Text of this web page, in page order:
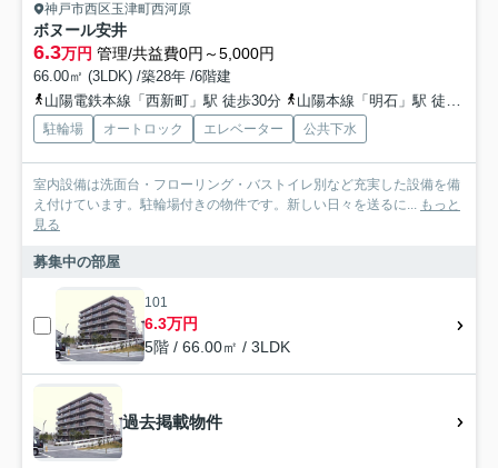
神戸市西区玉津町西河原
ボヌール安井
6.3万円 管理/共益費0円～5,000円
66.00㎡ (3LDK) /築28年 /6階建
山陽電鉄本線「西新町」駅 徒歩30分
山陽本線「明石」駅 徒歩35分
駐輪場 オートロック エレベーター 公共下水
室内設備は洗面台・フローリング・バストイレ別など充実した設備を備
え付けています。駐輪場付きの物件です。新しい日々を送るに... もっと
見る
募集中の部屋
101
6.3万円
5階 / 66.00㎡ / 3LDK
過去掲載物件